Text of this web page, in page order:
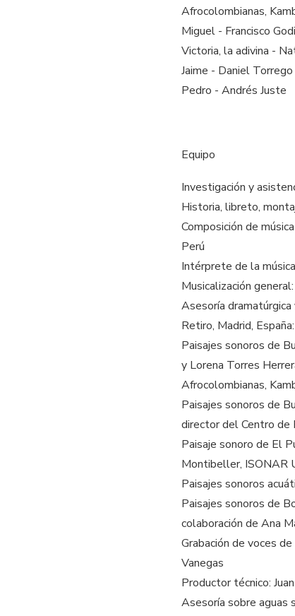
Afrocolombianas,
Miguel - Francisco
Victoria, la adivina -
Jaime - Daniel Torrego
Pedro - Andrés Juste
Equipo
Investigación y
Historia, libreto,
Composición de
Perú
Intérprete de la
Musicalización
Asesoría
Retiro, Madrid,
Paisajes sonoros de
y Lorena Torres
Afrocolombianas,
Paisajes sonoros de
director del Centro de
Paisaje sonoro de El
Montibeller, ISONAR
Paisajes sonoros
Paisajes sonoros de
colaboración de Ana
Grabación de voces
Vanegas
Productor técnico:
Asesoría sobre aguas